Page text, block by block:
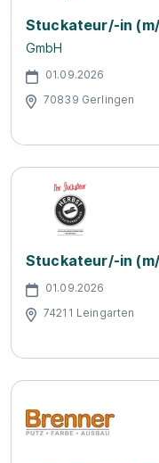
Stuckateur/-in
GmbH
01.09.2026
70839 Gerlingen
Stuckateur/-in
01.09.2026
74211 Leingarten